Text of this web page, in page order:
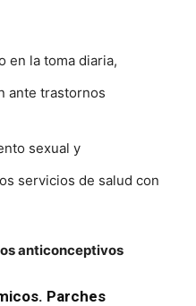
en la toma diaria,
ante trastornos
sexual y
servicios de salud con
anticonceptivos
Parches